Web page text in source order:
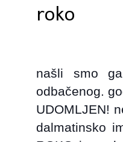
roko
našli smo
odbačenog.
UDOMLJEN!
dalmatinsko